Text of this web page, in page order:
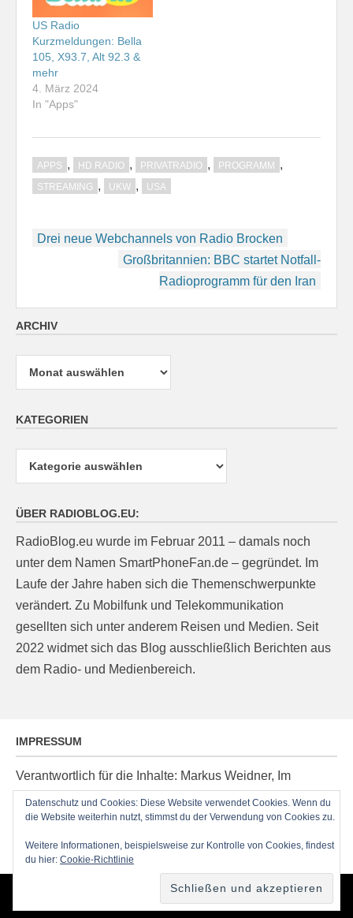
US Radio
Kurzmeldungen: Bella
105, X93.7, Alt 92.3 &
mehr
4. März 2024
In "Apps"
APPS , HD RADIO , PRIVATRADIO , PROGRAMM ,
STREAMING , UKW , USA
Beitragsnavigation
Drei neue Webchannels von Radio Brocken
Großbritannien: BBC startet Notfall-
Radioprogramm für den Iran
ARCHIV
Archiv
KATEGORIEN
ÜBER RADIOBLOG.EU:
RadioBlog.eu wurde im Februar 2011 – damals noch
unter dem Namen SmartPhoneFan.de – gegründet. Im
Laufe der Jahre haben sich die Themenschwerpunkte
verändert. Zu Mobilfunk und Telekommunikation
gesellten sich unter anderem Reisen und Medien. Seit
2022 widmet sich das Blog ausschließlich Berichten aus
dem Radio- und Medienbereich.
IMPRESSUM
Verantwortlich für die Inhalte: Markus Weidner, Im
Ziegelacker 20, D-63599 Biebergemünd, E-Mail:
post@radioblog.eu
Technik und Administration: Thomas Michel
Catch Themes
Datenschutz und Cookies: Diese Website verwendet Cookies. Wenn du
die Website weiterhin nutzt, stimmst du der Verwendung von Cookies zu.
Weitere Informationen, beispielsweise zur Kontrolle von Cookies, findest
du hier: Cookie-Richtlinie